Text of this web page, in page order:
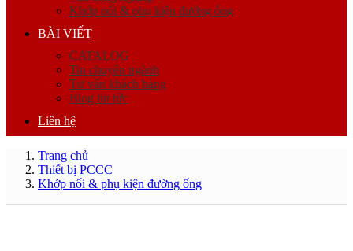
Khớp nối & phụ kiện đường ống
BÀI VIẾT
CATALOG
Tin chuyên ngành
Tư vấn khách hàng
Blog tin tức
Liên hệ
Trang chủ
Thiết bị PCCC
Khớp nối & phụ kiện đường ống